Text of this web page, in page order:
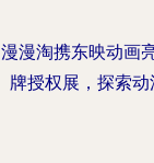
漫漫淘携东映动画
牌授权展，探索